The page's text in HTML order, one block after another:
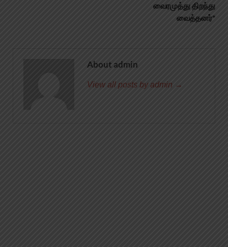
வைரமுத்து திறந்து
வைத்தனர்*
About admin
View all posts by admin →